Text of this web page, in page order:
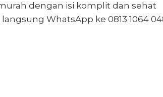
dengan isi komplit dan sehat
WhatsApp ke 0813 1064